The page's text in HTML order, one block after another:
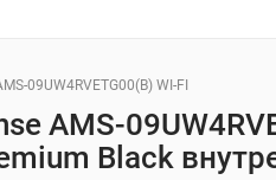
09UW4RVETG00(B) WI-FI
AMS-
Black